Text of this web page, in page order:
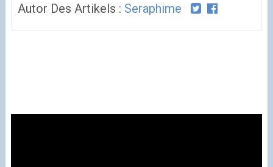
Autor Des Artikels : Seraphime